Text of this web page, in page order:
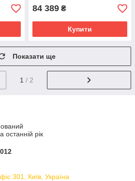
84 389 ₴
Купити
Показати ще
1 / 2
останній рік
301, Київ, Україна